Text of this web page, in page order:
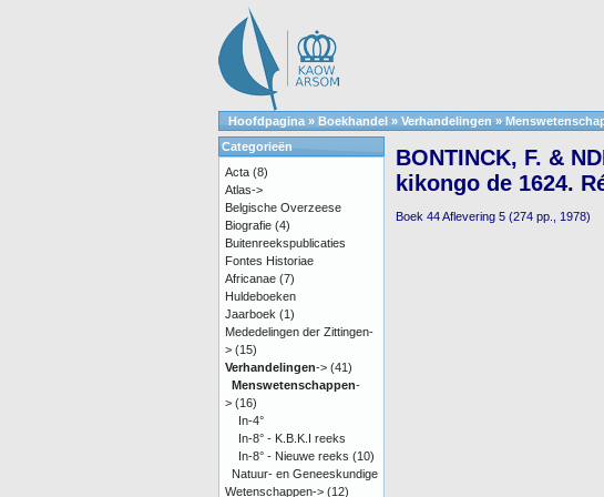
Hoofdpagina » Boekhandel » Verhandelingen »
BONTINCK, F. &
kikongo de 1624.
Boek 44 Aflevering 5 (274 pp., 1978)
Categorieën
Acta (8)
Atlas->
Belgische Overzeese
Biografie (4)
Buitenreekspublicaties
Fontes Historiae
Africanae (7)
Huldeboeken
Jaarboek (1)
Mededelingen der Zittingen-
> (15)
Verhandelingen-> (41)
Menswetenschappen-
> (16)
In-4°
In-8° - K.B.K.I reeks
In-8° - Nieuwe reeks (10)
Natuur- en Geneeskundige
Wetenschappen-> (12)